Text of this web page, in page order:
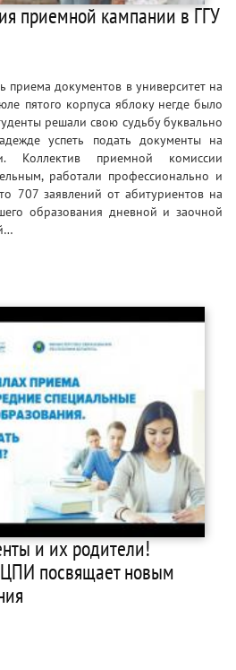
приемной кампании в ГГУ
приема документов в университет на
пятого корпуса яблоку негде было
решали свою судьбу буквально
успеть подать документы на
Коллектив приемной комиссии
работали профессионально и
707 заявлений от абитуриентов на
образования дневной и заочной
и их родители!
посвящает новым